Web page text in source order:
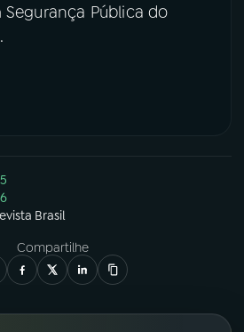
Pública do
Brasil
Compartilhe